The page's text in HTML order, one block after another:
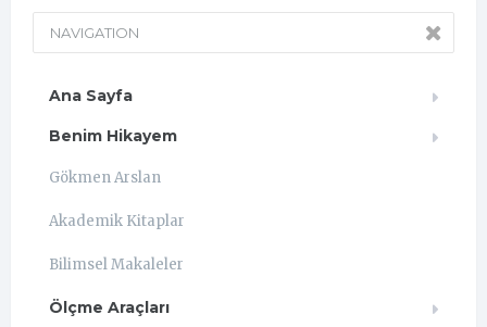
NAVIGATION
Ana Sayfa
Benim Hikayem
Gökmen Arslan
Akademik Kitaplar
Bilimsel Makaleler
Ölçme Araçları